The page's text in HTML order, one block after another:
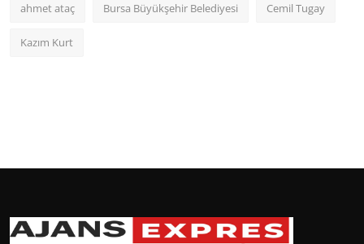
ahmet ataç Bursa Büyükşehir Belediyesi Cemil Tugay
Kazım Kurt